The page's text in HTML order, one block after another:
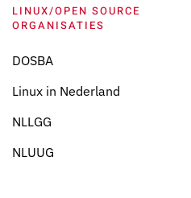
LINUX/OPEN SOURCE
ORGANISATIES
DOSBA
Linux in Nederland
NLLGG
NLUUG